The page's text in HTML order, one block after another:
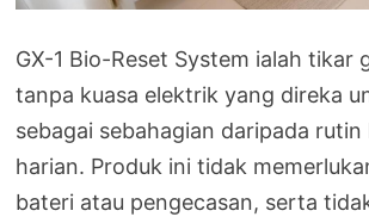
GX-1 Bio-Reset System ialah tikar
tanpa kuasa elektrik yang direka
sebagai sebahagian daripada rutin
harian. Produk ini tidak
bateri atau pengecasan, serta